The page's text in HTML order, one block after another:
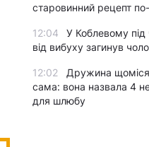
старовинний рецепт
12:04
У Коблевому під
від вибуху загинув
12:02
Дружина
сама: вона назвала 4
для шлюбу